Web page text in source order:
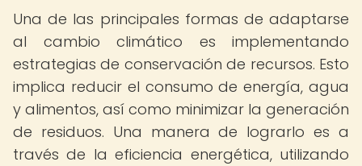
Una de las principales formas de adaptarse
al cambio climático es implementando
estrategias de conservación de recursos. Esto
implica reducir el consumo de energía, agua
y alimentos, así como minimizar la generación
de residuos. Una manera de lograrlo es a
través de la eficiencia energética, utilizando